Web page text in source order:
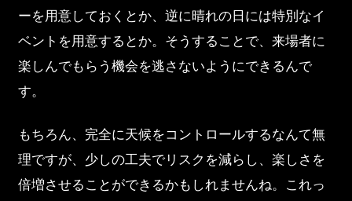
ーを用意しておくとか、逆に晴れの日には特別なイ
ベントを用意するとか。そうすることで、来場者に
楽しんでもらう機会を逃さないようにできるんで
す。
もちろん、完全に天候をコントロールするなんて無
理ですが、少しの工夫でリスクを減らし、楽しさを
倍増させることができるかもしれませんね。これっ